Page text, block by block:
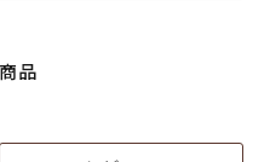
品